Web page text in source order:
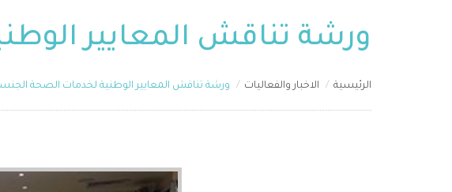
ورشة تناقش المعايير
الرئيسية الاخبار والفعاليات ورشة تناقش المعايير الوطنية لخدمات الصحة